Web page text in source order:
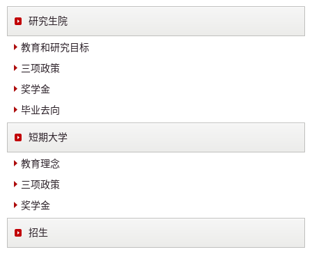
研究生院
教育和研究目标
三项政策
奖学金
毕业去向
短期大学
教育理念
三项政策
奖学金
招生